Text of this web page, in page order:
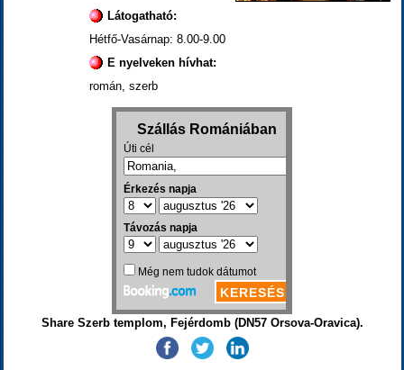
Látogatható:
Hétfő-Vasárnap: 8.00-9.00
E nyelveken hívhat:
román, szerb
Share Szerb templom, Fejérdomb (DN57 Orsova-Oravica).